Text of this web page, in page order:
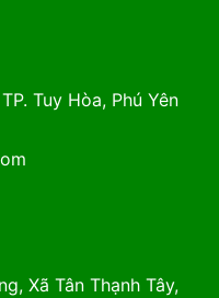
Tuy Hòa, Phú Yên
Xã Tân Thạnh Tây,